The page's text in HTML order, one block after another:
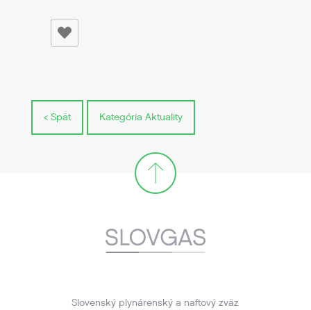
< Spät Kategória Aktuality
Slovenský plynárenský a naftový zväz